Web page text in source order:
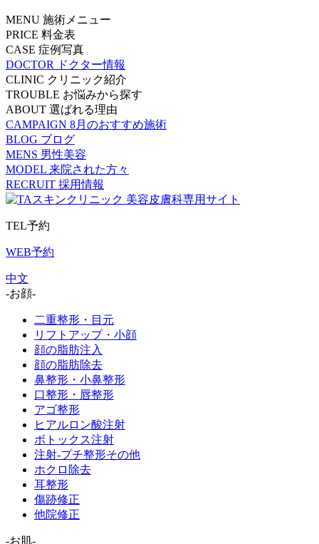
MENU 施術メニュー
PRICE 料金表
CASE 症例写真
DOCTOR
ドクター情報
CLINIC クリニック紹介
TROUBLE お悩みから探す
ABOUT 選ばれる理由
CAMPAIGN 8月のおすすめ施術
BLOG ブログ
MENS 男性美容
MODEL 来院された方々
RECRUIT 採用情報
TEL予約
WEB予約
中文
-お顔-
二重整形・目元
リフトアップ・小顔
顔の脂肪注入
顔の脂肪除去
鼻整形・小鼻整形
口整形・唇整形
アゴ整形
ヒアルロン酸注射
ボトックス注射
注射-プチ整形その他
ホクロ除去
耳整形
傷跡修正
他院修正
-お肌-